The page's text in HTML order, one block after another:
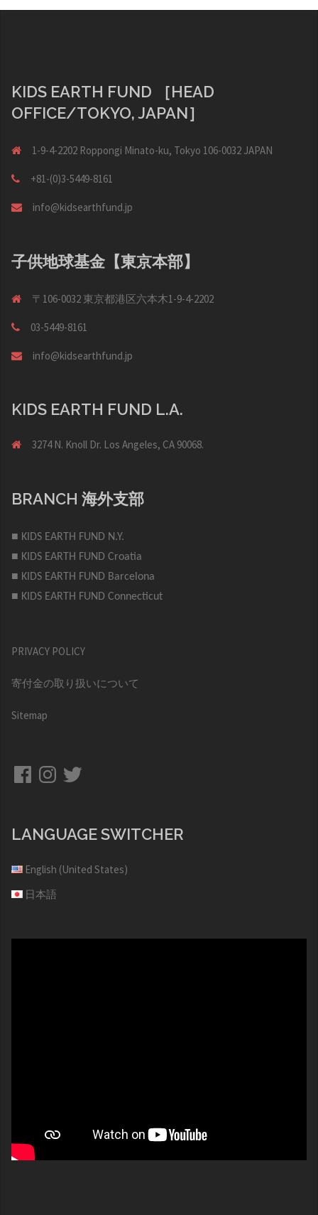
KIDS EARTH FUND ［HEAD
OFFICE/TOKYO, JAPAN］
1-9-4-2202 Roppongi Minato-ku, Tokyo 106-0032 JAPAN
+81-(0)3-5449-8161
info@kidsearthfund.jp
子供地球基金【東京本部】
〒106-0032 東京都港区六本木1-9-4-2202
03-5449-8161
info@kidsearthfund.jp
KIDS EARTH FUND L.A.
3274 N. Knoll Dr. Los Angeles, CA 90068.
BRANCH 海外支部
■ KIDS EARTH FUND N.Y.
■ KIDS EARTH FUND Croatia
■ KIDS EARTH FUND Barcelona
■ KIDS EARTH FUND Connecticut
PRIVACY POLICY
寄付金の取り扱いについて
Sitemap
FacebookInstagram
Twitter
LANGUAGE SWITCHER
English (United States)
日本語